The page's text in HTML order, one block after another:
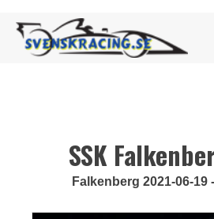
SSK
Falkenberg 2021-06-19